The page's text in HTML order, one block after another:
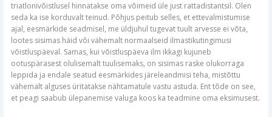
triatlonivõistlusel hinnatakse oma võimeid üle just rattadistantsil. Olen
seda ka ise korduvalt teinud. Põhjus peitub selles, et ettevalmistumise
ajal, eesmärkide seadmisel, me üldjuhul tugevat tuult arvesse ei võta,
lootes sisimas häid või vähemalt normaalseid ilmastikutingimusi
võistluspäeval. Samas, kui võistluspäeva ilm ikkagi kujuneb
ootuspärasest olulisemalt tuulisemaks, on sisimas raske olukorraga
leppida ja endale seatud eesmärkides järeleandmisi teha, mistõttu
vähemalt alguses üritatakse nähtamatule vastu astuda. Ent tõde on see,
et peagi saabub ülepanemise valuga koos ka teadmine oma eksimusest.